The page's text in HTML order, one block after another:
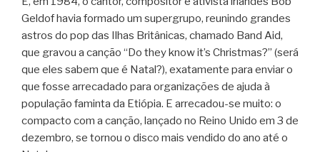
Geldof havia formado um supergrupo, reunindo grandes
astros do pop das Ilhas Britânicas, chamado Band Aid,
que gravou a canção “Do they know it’s Christmas?” (será
que eles sabem que é Natal?), exatamente para enviar o
que fosse arrecadado para organizações de ajuda à
população faminta da Etiópia. E arrecadou-se muito: o
compacto com a canção, lançado no Reino Unido em 3 de
dezembro, se tornou o disco mais vendido do ano até o